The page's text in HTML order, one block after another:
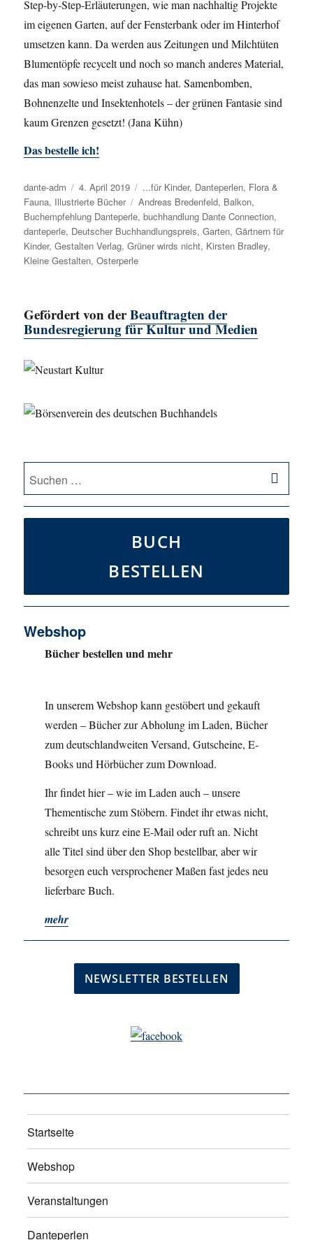
Step-by-Step-Erläuterungen, wie man nachhaltig Projekte
im eigenen Garten, auf der Fensterbank oder im Hinterhof
umsetzen kann. Da werden aus Zeitungen und Milchtüten
Blumentöpfe recycelt und noch so manch anderes Material,
das man sowieso meist zuhause hat. Samenbomben,
Bohnenzelte und Insektenhotels – der grünen Fantasie sind
kaum Grenzen gesetzt! (Jana Kühn)
Das bestelle ich!
Autor
dante-adm
Veröffentlicht
am
4. April 2019 Kategorien
...für Kinder, Danteperlen, Flora &
Fauna, Illustrierte Bücher Schlagwörter
Andreas Bredenfeld, Balkon,
Buchempfehlung Danteperle,buchhandlung Dante Connection,
danteperle, Deutscher Buchhandlungspreis,Garten,Gärtnern für
Kinder,Gestalten Verlag,Grüner wirds nicht, Kirsten Bradley,
Kleine Gestalten,Osterperle
Gefördert von derBeauftragten der
Bundesregierung für Kultur und Medien
Suche
nach:
BUCH
BESTELLEN
Webshop
Bücher bestellen und mehr
In unserem Webshop kann gestöbert und gekauft
werden – Bücher zur Abholung im Laden, Bücher
zum deutschlandweiten Versand, Gutscheine, E-
Books und Hörbücher zum Download.
Ihr findet hier – wie im Laden auch – unsere
Thementische zum Stöbern. Findet ihr etwas nicht,
schreibt uns kurz eine E-Mail oder ruft an. Nicht
alle Titel sind über den Shop bestellbar, aber wir
besorgen euch versprochener Maßen fast jedes neu
lieferbare Buch.
mehr
Startseite
Webshop
Veranstaltungen
Danteperlen